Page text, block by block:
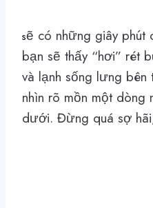
sẽ có những giây phút
bạn sẽ thấy “hơi” rét
và lạnh sống lưng bên
nhìn rõ mồn một dòng
dưới. Đừng quá sợ